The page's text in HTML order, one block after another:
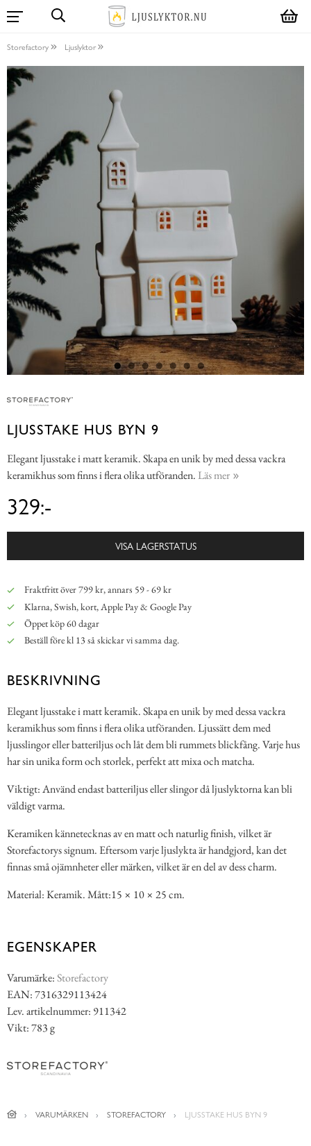
Storefactory Ljuslyktor
LJUSSTAKE HUS BYN 9
Elegant ljusstake i matt keramik. Skapa en unik by med dessa vackra
keramikhus som finns i flera olika utföranden. Läs mer
329:-
VISA LAGERSTATUS
Fraktfritt över 799 kr, annars 59 - 69 kr
Klarna, Swish, kort, Apple Pay & Google Pay
Öppet köp 60 dagar
Beställ före kl 13 så skickar vi samma dag.
BESKRIVNING
Elegant ljusstake i matt keramik. Skapa en unik by med dessa vackra
keramikhus som finns i flera olika utföranden. Ljussätt dem med
ljusslingor eller batteriljus och låt dem bli rummets blickfång. Varje hus
har sin unika form och storlek, perfekt att mixa och matcha.
Viktigt: Använd endast batteriljus eller slingor då ljuslyktorna kan bli
väldigt varma.
Keramiken kännetecknas av en matt och naturlig finish, vilket är
Storefactorys signum. Eftersom varje ljuslykta är handgjord, kan det
finnas små ojämnheter eller märken, vilket är en del av dess charm.
Material: Keramik. Mått:15 × 10 × 25 cm.
EGENSKAPER
Varumärke:Storefactory
EAN: 7316329113424
Lev. artikelnummer: 911342
Vikt: 783 g
VARUMÄRKEN STOREFACTORY LJUSSTAKE HUS BYN 9